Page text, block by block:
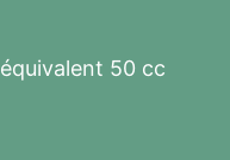
50 cc